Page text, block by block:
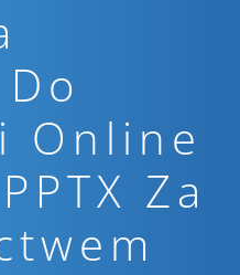
Online
Za